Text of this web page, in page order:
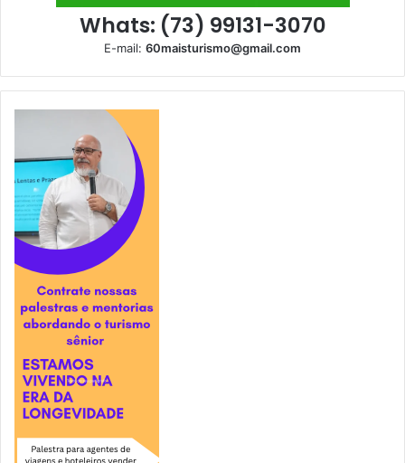
Whats: (73) 99131-3070
E-mail: 60maisturismo@gmail.com